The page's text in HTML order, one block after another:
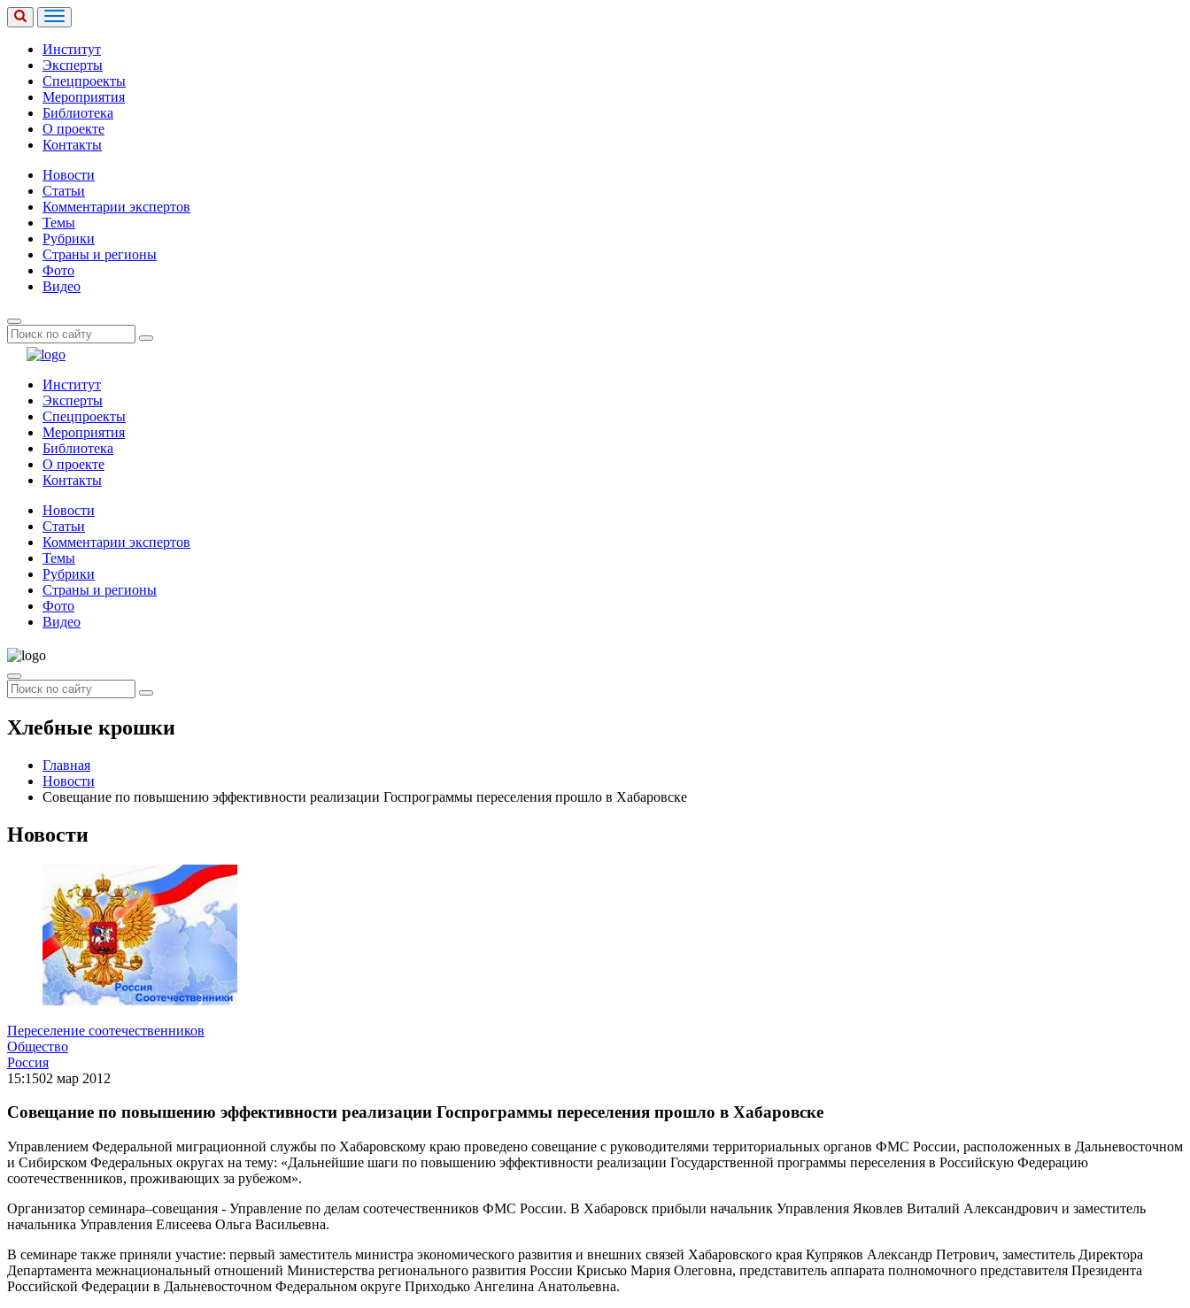
Институт
Эксперты
Спецпроекты
Мероприятия
Библиотека
О проекте
Контакты
Новости
Статьи
Комментарии экспертов
Темы
Рубрики
Страны и регионы
Фото
Видео
Институт
Эксперты
Спецпроекты
Мероприятия
Библиотека
О проекте
Контакты
Новости
Статьи
Комментарии экспертов
Темы
Рубрики
Страны и регионы
Фото
Видео
Хлебные крошки
Главная
Новости
Совещание по повышению эффективности реализации Госпрограммы переселения прошло в Хабаровске
Новости
Переселение соотечественников
Общество
Россия
15:1502 мар 2012
Совещание по повышению эффективности реализации Госпрограммы переселения прошло в Хабаровске
Управлением Федеральной миграционной службы по Хабаровскому краю проведено совещание с руководителями территориальных органов ФМС России, расположенных в Дальневосточном
и Сибирском Федеральных округах на тему: «Дальнейшие шаги по повышению эффективности реализации Государственной программы переселения в Российскую Федерацию
соотечественников, проживающих за рубежом».
Организатор семинара–совещания - Управление по делам соотечественников ФМС России. В Хабаровск прибыли начальник Управления Яковлев Виталий Александрович и заместитель
начальника Управления Елисеева Ольга Васильевна.
В семинаре также приняли участие: первый заместитель министра экономического развития и внешних связей Хабаровского края Купряков Александр Петрович, заместитель Директора
Департамента межнациональный отношений Министерства регионального развития России Крисько Мария Олеговна, представитель аппарата полномочного представителя Президента
Российской Федерации в Дальневосточном Федеральном округе Приходько Ангелина Анатольевна.